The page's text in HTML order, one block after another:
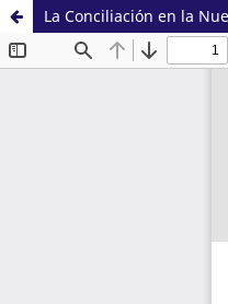
La Conciliación en la